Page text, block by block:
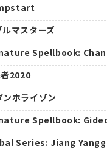
ルマスターズ
Spellbook:
者2020
ンホライゾン
Spellbook:
Series: Jiang